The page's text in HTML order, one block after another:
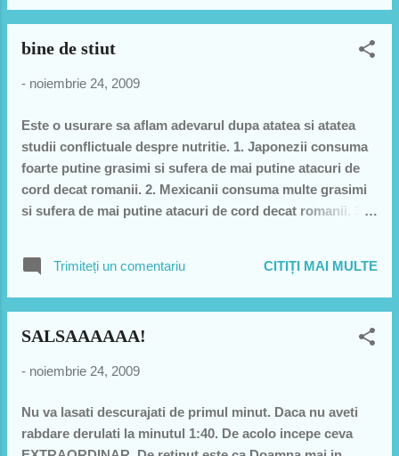
bine facut. - Tu cine esti, baby sitter? - Nu, eu sunt
Americanul spune mandru: - We have Barack Obama,
spune si el: - We have Traian Basescu, no wonder, no
dupa ce au defilat pe la bufet una-i spune celeilalte: -
Draga, hai sa plecam! Vinul cica e vechi, icrele sunt
negre! Doua blonde stau de vorba. Una zice: - Draga,
sotul meu are serviciu langa o florarie. Niciodata nu mi-a
bine de stiut
- noiembrie 24, 2009
Este o usurare sa aflam adevarul dupa atatea si atatea
studii conflictuale despre nutritie. 1. Japonezii consuma
foarte putine grasimi si sufera de mai putine atacuri de
cord decat romanii. 2. Mexicanii consuma multe grasimi
si sufera de mai putine atacuri de cord decat romanii. 3.
vin rosu si sufera de mai putine atacuri de cord decat
romanii. 5. Nemtii beau foarte multa bere, consuma foarte
cord decat romanii. CONCLUZIA: Mancati si beti tot ce
Trimiteți un comentariu CITIȚI MAI MULTE
SALSAAAAAA!
- noiembrie 24, 2009
Nu va lasati descurajati de primul minut. Daca nu aveti
rabdare derulati la minutul 1:40. De acolo incepe ceva